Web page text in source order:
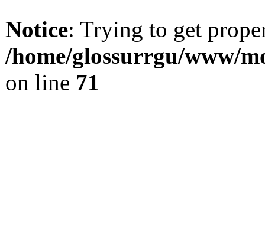
Notice: Trying to get
/home/glossurrgu/www/
on line 71